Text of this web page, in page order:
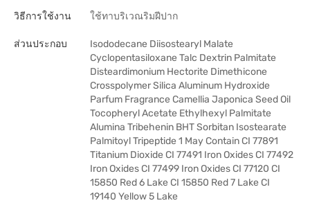
วิธีการใช้งาน ใช้ทาบริเวณริมฝีปาก
ส่วนประกอบ
Isododecane Diisostearyl Malate
Cyclopentasiloxane Talc Dextrin Palmitate
Disteardimonium Hectorite Dimethicone
Crosspolymer Silica Aluminum Hydroxide
Parfum Fragrance Camellia Japonica Seed Oil
Tocopheryl Acetate Ethylhexyl Palmitate
Alumina Tribehenin BHT Sorbitan Isostearate
Palmitoyl Tripeptide 1 May Contain CI 77891
Titanium Dioxide CI 77491 Iron Oxides CI 77492
Iron Oxides CI 77499 Iron Oxides CI 77120 CI
15850 Red 6 Lake CI 15850 Red 7 Lake CI
19140 Yellow 5 Lake